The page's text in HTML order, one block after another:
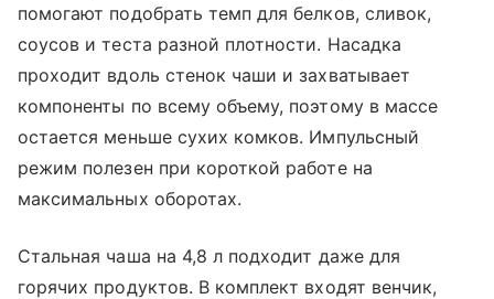
помогают подобрать темп для белков, сливок,
соусов и теста разной плотности. Насадка
проходит вдоль стенок чаши и захватывает
компоненты по всему объему, поэтому в массе
остается меньше сухих комков. Импульсный
режим полезен при короткой работе на
максимальных оборотах.
Стальная чаша на 4,8 л подходит даже для
горячих продуктов. В комплект входят венчик,